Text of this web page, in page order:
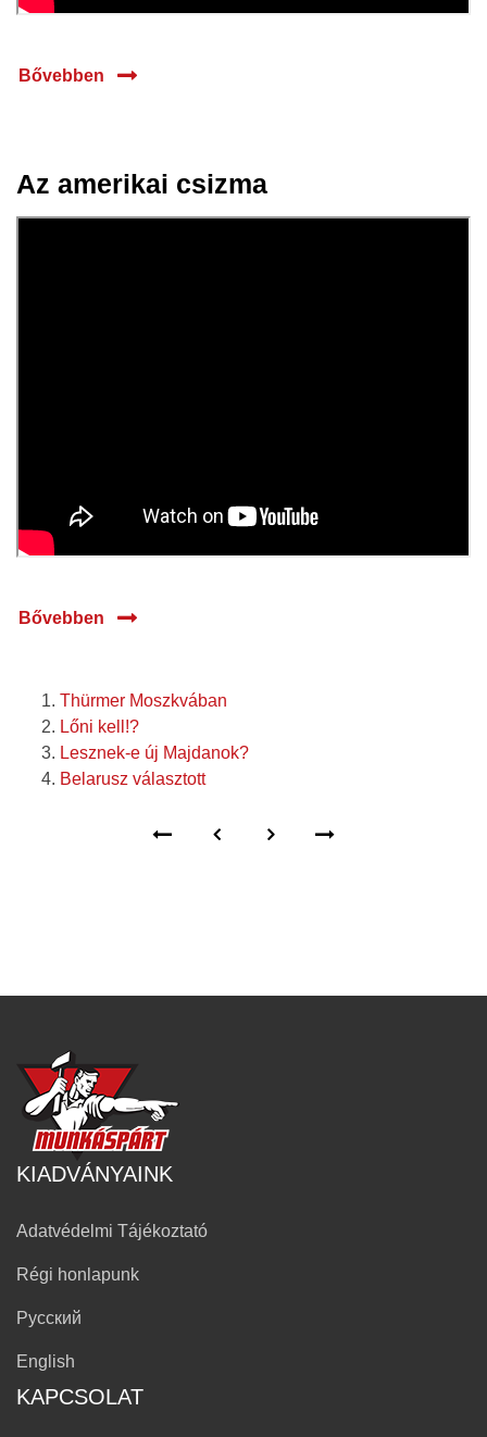
Bővebben
Az amerikai csizma
Bővebben
Thürmer Moszkvában
Lőni kell!?
Lesznek-e új Majdanok?
Belarusz választott
KIADVÁNYAINK
Adatvédelmi Tájékoztató
Régi honlapunk
Русский
English
KAPCSOLAT